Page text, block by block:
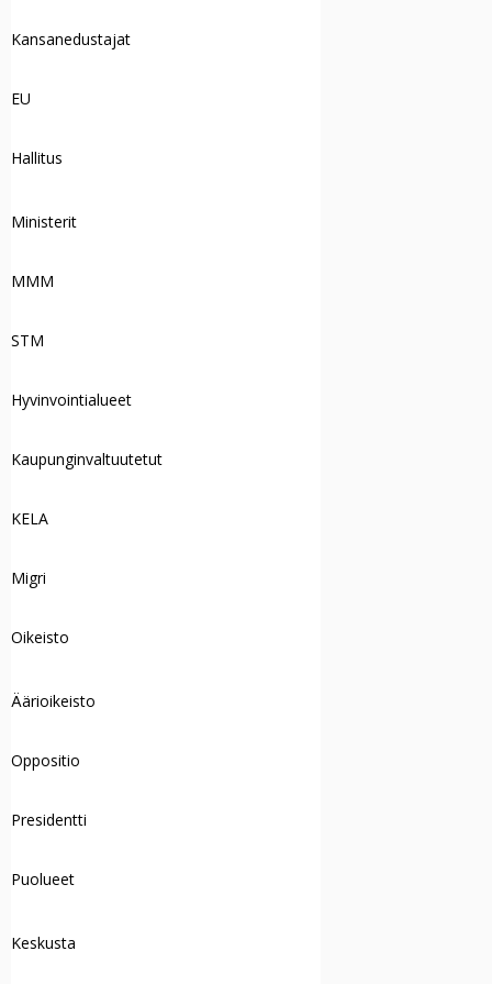
Kansanedustajat
EU
Hallitus
Ministerit
MMM
STM
Hyvinvointialueet
Kaupunginvaltuutetut
KELA
Migri
Oikeisto
Äärioikeisto
Oppositio
Presidentti
Puolueet
Keskusta